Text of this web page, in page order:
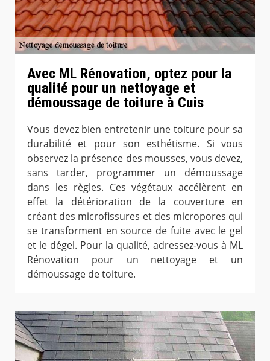
Avec ML Rénovation, optez pour la
qualité pour un nettoyage et
démoussage de toiture à Cuis
Vous devez bien entretenir une toiture pour sa
durabilité et pour son esthétisme. Si vous
observez la présence des mousses, vous devez,
sans tarder, programmer un démoussage
dans les règles. Ces végétaux accélèrent en
effet la détérioration de la couverture en
créant des microfissures et des micropores qui
se transforment en source de fuite avec le gel
et le dégel. Pour la qualité, adressez-vous à ML
Rénovation pour un nettoyage et un
démoussage de toiture.